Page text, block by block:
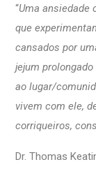
“Uma ansiedade
que
cansados por
jejum
ao lugar/
vivem com ele,
corriqueiros,
Dr. Thomas